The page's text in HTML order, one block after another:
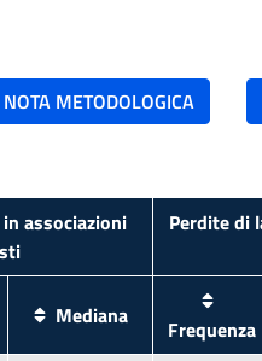
NOTA METODOLOGICA
associazioni Perdite di